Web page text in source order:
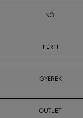
NŐI
FÉRFI
GYEREK
OUTLET